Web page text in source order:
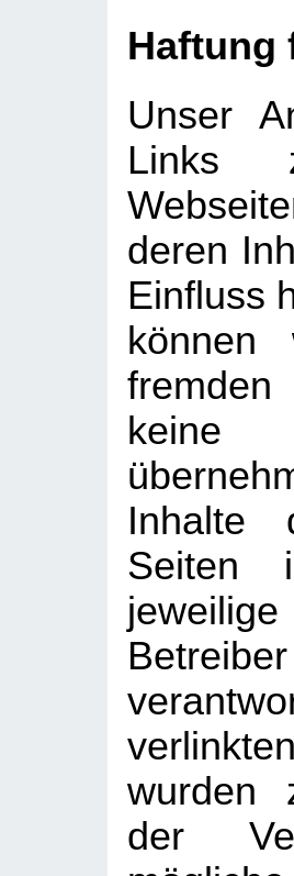
Haftung
Unser
Links
deren
Einfluss
Inhalte
Seiten
wurden
der